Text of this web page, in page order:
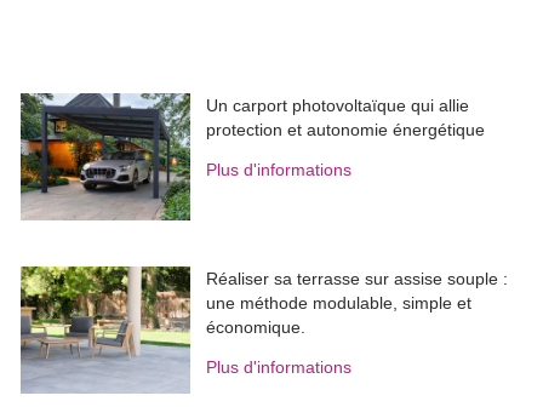
Un carport photovoltaïque qui allie
protection et autonomie énergétique
Plus d'informations
Réaliser sa terrasse sur assise souple :
une méthode modulable, simple et
économique.
Plus d'informations